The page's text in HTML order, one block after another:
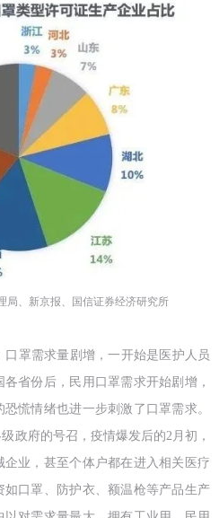
、新京报、 国信证券经济研究所
罩需求量剧增，一开始是医护人员
省份后，民用口罩需求开始剧增，
慌情绪也进一步刺激了口罩需求。
政府的号召，疫情爆发后的2月初，
业，甚至个体户都在进入相关医疗
口罩、防护衣、额温枪等产品生产